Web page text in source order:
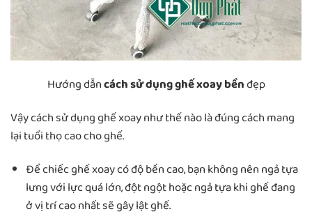
Hướng dẫncách sử dụng ghế xoay bềnđẹp
Vậy cách sử dụng ghế xoay như thế nào là đúng cách mang
lại tuổi thọ cao cho ghế.
Để chiếc ghế xoay có độ bền cao, bạn không nên ngả tựa
lưng với lực quá lớn, đột ngột hoặc ngả tựa khi ghế đang
ở vị trí cao nhất sẽ gây lật ghế.